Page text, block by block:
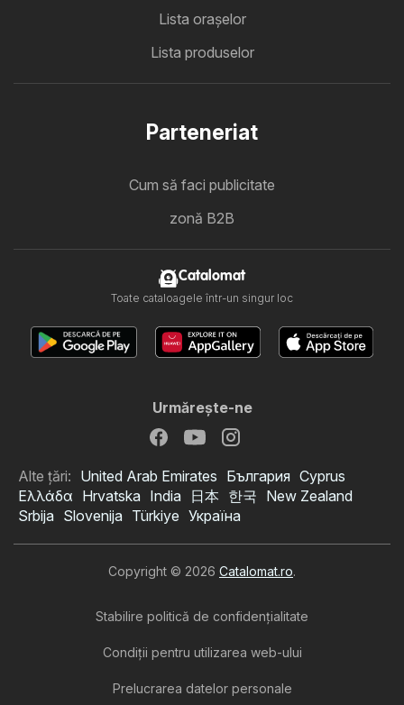
Lista oraşelor
Lista produselor
Parteneriat
Cum să faci publicitate
zonă B2B
Catalomat
Toate cataloagele într-un singur loc
Urmăreşte-ne
Alte țări: United Arab Emirates България Cyprus
Ελλάδα Hrvatska India 日本 한국 New Zealand
Srbija Slovenija Türkiye Україна
Copyright © 2026 Catalomat.ro.
Stabilire politică de confidenţialitate
Condiţii pentru utilizarea web-ului
Prelucrarea datelor personale